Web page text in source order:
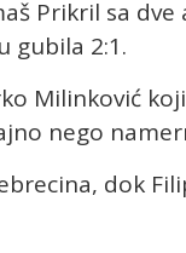
Prikril sa
gubila 2:1.
Milinković
nego
dok